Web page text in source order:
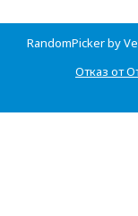
RandomPicker by
Отказ от